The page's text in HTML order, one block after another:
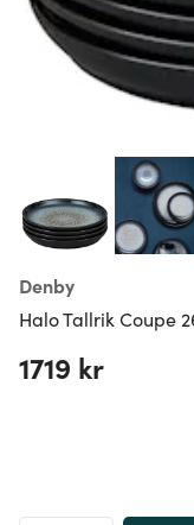
Denby
Halo Tallrik Coupe
1719 kr